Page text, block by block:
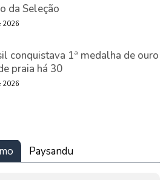
da Seleção
2026
conquistava 1ª medalha de ouro
praia há 30
2026
Paysandu